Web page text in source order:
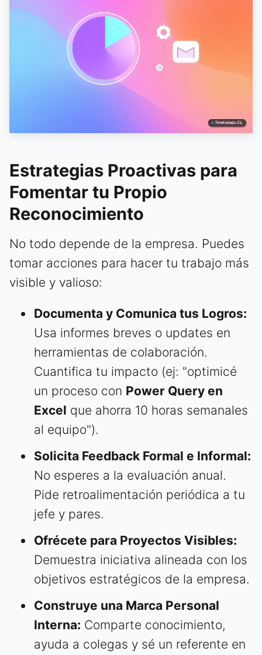
Estrategias Proactivas para
Fomentar tu Propio
Reconocimiento
No todo depende de la empresa. Puedes
tomar acciones para hacer tu trabajo más
visible y valioso:
Documenta y Comunica tus Logros:
Usa informes breves o updates en
herramientas de colaboración.
Cuantifica tu impacto (ej: "optimicé
un proceso con Power Query en
Excel que ahorra 10 horas semanales
al equipo").
Solicita Feedback Formal e Informal:
No esperes a la evaluación anual.
Pide retroalimentación periódica a tu
jefe y pares.
Ofrécete para Proyectos Visibles:
Demuestra iniciativa alineada con los
objetivos estratégicos de la empresa.
Construye una Marca Personal
Interna: Comparte conocimiento,
ayuda a colegas y sé un referente en